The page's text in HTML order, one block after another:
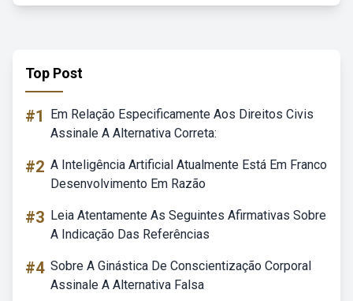
Top Post
#1
Em Relação Especificamente Aos Direitos Civis
Assinale A Alternativa Correta:
#2 A Inteligência Artificial Atualmente Está Em Franco
Desenvolvimento Em Razão
#3 Leia Atentamente As Seguintes Afirmativas Sobre
A Indicação Das Referências
#4 Sobre A Ginástica De Conscientização Corporal
Assinale A Alternativa Falsa